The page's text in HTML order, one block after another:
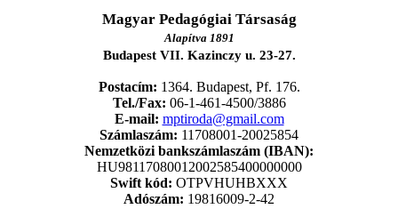
Magyar Pedagógiai Társaság
Alapítva 1891
Budapest VII. Kazinczy u. 23-27.
Postacím: 1364. Budapest, Pf. 176.
Tel./Fax: 06-1-461-4500/3886
E-mail: mptiroda@gmail.com
Számlaszám: 11708001-20025854
Nemzetközi bankszámlaszám (IBAN):
HU98117080012002585400000000
Swift kód: OTPVHUHBXXX
Adószám: 19816009-2-42